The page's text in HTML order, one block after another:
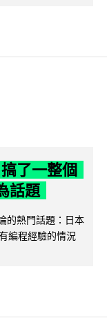
了一整個
話題
的熱門話題：日本
編程經驗的情況